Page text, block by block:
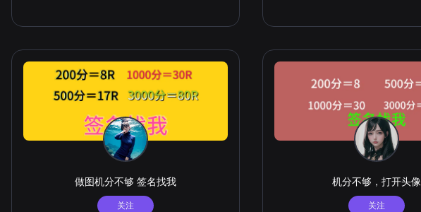
做图机分不够 签名找我
关注
机分不够，打开头像
关注